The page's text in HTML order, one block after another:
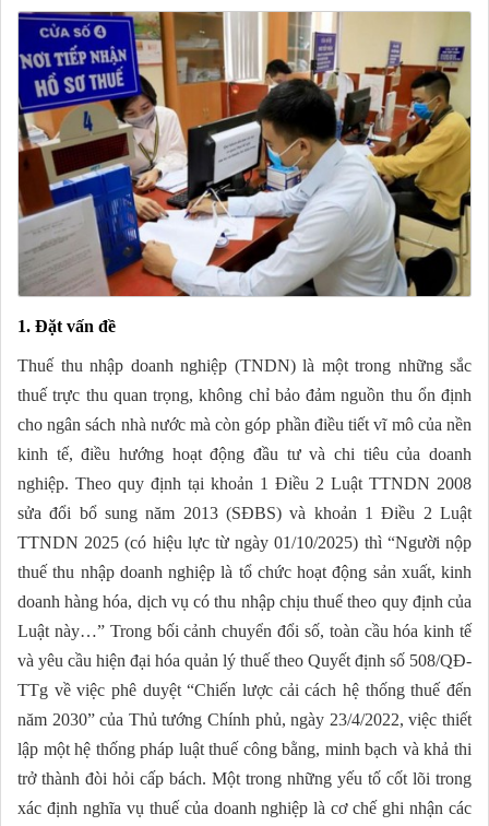
1. Đặt vấn đề
Thuế thu nhập doanh nghiệp (TNDN) là một trong những sắc
thuế trực thu quan trọng, không chỉ bảo đảm nguồn thu ổn định
cho ngân sách nhà nước mà còn góp phần điều tiết vĩ mô của nền
kinh tế, điều hướng hoạt động đầu tư và chi tiêu của doanh
nghiệp. Theo quy định tại khoản 1 Điều 2 Luật TTNDN 2008
sửa đổi bổ sung năm 2013 (SĐBS) và khoản 1 Điều 2 Luật
TTNDN 2025 (có hiệu lực từ ngày 01/10/2025) thì “Người nộp
thuế thu nhập doanh nghiệp là tổ chức hoạt động sản xuất, kinh
doanh hàng hóa, dịch vụ có thu nhập chịu thuế theo quy định của
Luật này…” Trong bối cảnh chuyển đổi số, toàn cầu hóa kinh tế
và yêu cầu hiện đại hóa quản lý thuế theo Quyết định số 508/QĐ-
TTg về việc phê duyệt “Chiến lược cải cách hệ thống thuế đến
năm 2030” của Thủ tướng Chính phủ, ngày 23/4/2022, việc thiết
lập một hệ thống pháp luật thuế công bằng, minh bạch và khả thi
trở thành đòi hỏi cấp bách. Một trong những yếu tố cốt lõi trong
xác định nghĩa vụ thuế của doanh nghiệp là cơ chế ghi nhận các